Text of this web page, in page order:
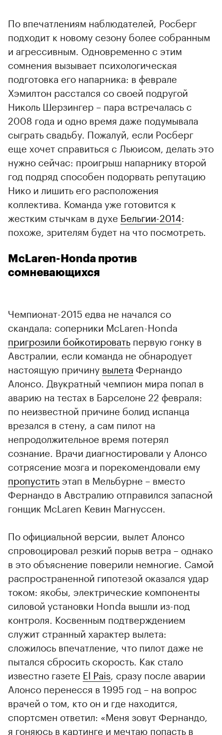
По впечатлениям наблюдателей, Росберг
подходит к новому сезону более собранным
и агрессивным. Одновременно с этим
сомнения вызывает психологическая
подготовка его напарника: в феврале
Хэмилтон расстался со своей подругой
Николь Шерзингер – пара встречалась с
2008 года и одно время даже подумывала
сыграть свадьбу. Пожалуй, если Росберг
еще хочет справиться с Льюисом, делать это
нужно сейчас: проигрыш напарнику второй
год подряд способен подорвать репутацию
Нико и лишить его расположения
коллектива. Команда уже готовится к
жестким стычкам в духе Бельгии-2014:
похоже, зрителям будет на что посмотреть.
McLaren-Honda против
сомневающихся
Чемпионат-2015 едва не начался со
скандала: соперники McLaren-Honda
пригрозили бойкотировать первую гонку в
Австралии, если команда не обнародует
настоящую причину вылета Фернандо
Алонсо. Двукратный чемпион мира попал в
аварию на тестах в Барселоне 22 февраля:
по неизвестной причине болид испанца
врезался в стену, а сам пилот на
непродолжительное время потерял
сознание. Врачи диагностировали у Алонсо
сотрясение мозга и порекомендовали ему
пропустить этап в Мельбурне – вместо
Фернандо в Австралию отправился запасной
гонщик McLaren Кевин Магнуссен.
По официальной версии, вылет Алонсо
спровоцировал резкий порыв ветра – однако
в это объяснение поверили немногие. Самой
распространенной гипотезой оказался удар
током: якобы, электрические компоненты
силовой установки Honda вышли из-под
контроля. Косвенным подтверждением
служит странный характер вылета:
сложилось впечатление, что пилот даже не
пытался сбросить скорость. Как стало
известно газете El Pais, сразу после аварии
Алонсо перенесся в 1995 год – на вопрос
врачей о том, кто он и где находится,
спортсмен ответил: «Меня зовут Фернандо,
я гоняюсь в картинге и мечтаю попасть в